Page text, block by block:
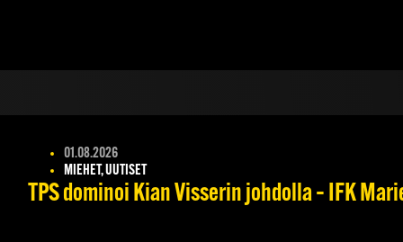
01.08.2026
MIEHET, UUTISET
TPS dominoi Kian Visserin johdolla – IFK